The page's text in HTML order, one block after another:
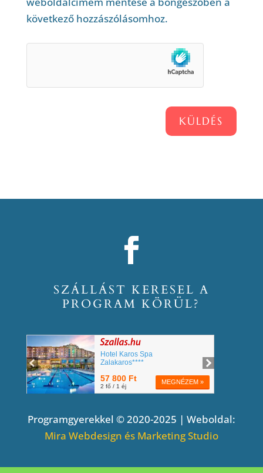
következő hozzászólásomhoz.
KÜLDÉS
SZÁLLÁST KERESEL A
PROGRAM KÖRÜL?
Programgyerekkel © 2020-2025 | Weboldal:
Mira Webdesign és Marketing Studio